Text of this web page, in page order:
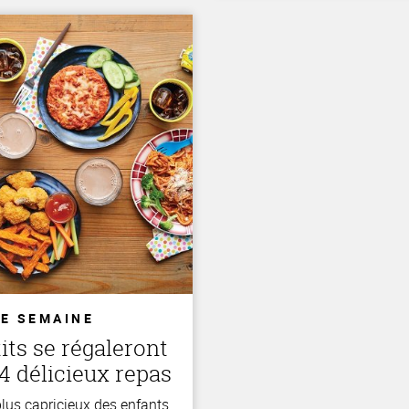
SEMAINE
se régaleront
délicieux repas
capricieux des enfants